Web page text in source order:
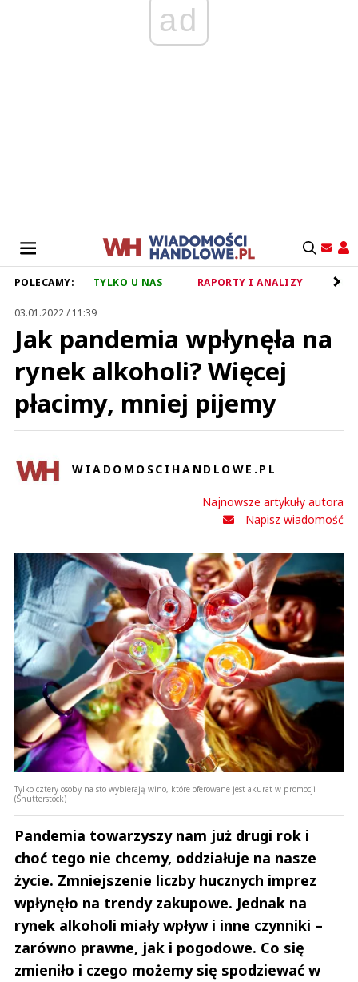
ad
POLECAMY: TYLKO U NAS RAPORTY I ANALIZY
03.01.2022 / 11:39
Jak pandemia wpłynęła na
rynek alkoholi? Więcej
płacimy, mniej pijemy
WIADOMOSCIHANDLOWE.PL
Najnowsze artykuły autora
Napisz wiadomość
Tylko cztery osoby na sto wybierają wino, które oferowane jest akurat w promocji
(Shutterstock)
Pandemia towarzyszy nam już drugi rok i
choć tego nie chcemy, oddziałuje na nasze
życie. Zmniejszenie liczby hucznych imprez
wpłynęło na trendy zakupowe. Jednak na
rynek alkoholi miały wpływ i inne czynniki –
zarówno prawne, jak i pogodowe. Co się
zmieniło i czego możemy się spodziewać w